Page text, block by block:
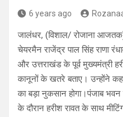
6 years ago
जालंधर, (विशाल/ रोजाना
चेयरमैन राजेंद्र पाल सिंह राणा
और उत्तराखंड के पूर्व मुख्यमंत्री
कानूनों के खतरे बताए। उन्होंने
का बड़ा नुकसान होगा।पंजाब
के दौरान हरीश रावत के साथ